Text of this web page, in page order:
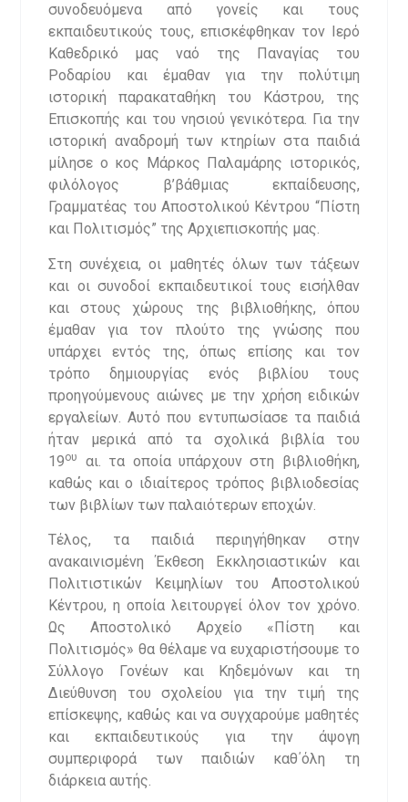
συνοδευόμενα από γονείς και τους
εκπαιδευτικούς τους, επισκέφθηκαν τον Ιερό
Καθεδρικό μας ναό της Παναγίας του
Ροδαρίου και έμαθαν για την πολύτιμη
ιστορική παρακαταθήκη του Κάστρου, της
Επισκοπής και του νησιού γενικότερα. Για την
ιστορική αναδρομή των κτηρίων στα παιδιά
μίλησε ο κος Μάρκος Παλαμάρης ιστορικός,
φιλόλογος β’βάθμιας εκπαίδευσης,
Γραμματέας του Αποστολικού Κέντρου “Πίστη
και Πολιτισμός” της Αρχιεπισκοπής μας.
Στη συνέχεια, οι μαθητές όλων των τάξεων
και οι συνοδοί εκπαιδευτικοί τους εισήλθαν
και στους χώρους της βιβλιοθήκης, όπου
έμαθαν για τον πλούτο της γνώσης που
υπάρχει εντός της, όπως επίσης και τον
τρόπο δημιουργίας ενός βιβλίου τους
προηγούμενους αιώνες με την χρήση ειδικών
εργαλείων. Αυτό που εντυπωσίασε τα παιδιά
ήταν μερικά από τα σχολικά βιβλία του
19ου
αι. τα οποία υπάρχουν στη βιβλιοθήκη,
καθώς και ο ιδιαίτερος τρόπος βιβλιοδεσίας
των βιβλίων των παλαιότερων εποχών.
Τέλος, τα παιδιά περιηγήθηκαν στην
ανακαινισμένη Έκθεση Εκκλησιαστικών και
Πολιτιστικών Κειμηλίων του Αποστολικού
Κέντρου, η οποία λειτουργεί όλον τον χρόνο.
Ως Αποστολικό Αρχείο «Πίστη και
Πολιτισμός» θα θέλαμε να ευχαριστήσουμε το
Σύλλογο Γονέων και Κηδεμόνων και τη
Διεύθυνση του σχολείου για την τιμή της
επίσκεψης, καθώς και να συγχαρούμε μαθητές
και εκπαιδευτικούς για την άψογη
συμπεριφορά των παιδιών καθ΄όλη τη
διάρκεια αυτής.